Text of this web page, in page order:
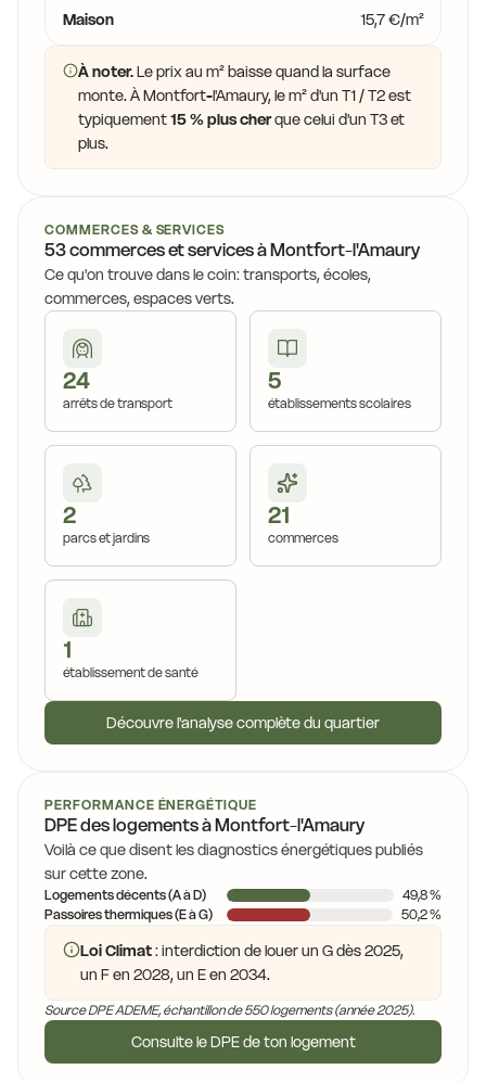
Maison 15,7 €/m²
À noter.Le prix au m² baisse quand la surface
monte. À Montfort-l'Amaury, le m² d'un T1 / T2 est
typiquement15 % plus cherque celui d'un T3 et
plus.
COMMERCES & SERVICES
53 commerces et services à Montfort-l'Amaury
Ce qu'on trouve dans le coin: transports, écoles,
commerces, espaces verts.
24
arrêts de transport
5
établissements scolaires
2
parcs et jardins
21
commerces
1
établissement de santé
Découvre l'analyse complète du quartier
PERFORMANCE ÉNERGÉTIQUE
DPE des logements à Montfort-l'Amaury
Voilà ce que disent les diagnostics énergétiques publiés
sur cette zone.
Logements décents (A à D)
49,8 %
Passoires thermiques (E à G)
50,2 %
Loi Climat: interdiction de louer un G dès 2025,
un F en 2028, un E en 2034.
Source DPE ADEME, échantillon de 550 logements (année 2025).
Consulte le DPE de ton logement